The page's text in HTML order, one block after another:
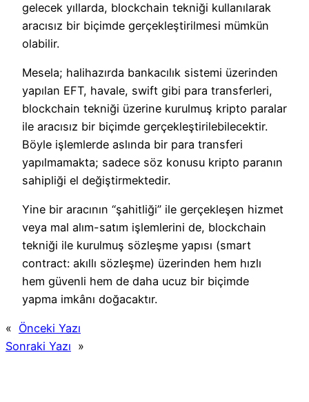
gelecek yıllarda, blockchain tekniği kullanılarak
aracısız bir biçimde gerçekleştirilmesi mümkün
olabilir.
Mesela; halihazırda bankacılık sistemi üzerinden
yapılan EFT, havale, swift gibi para transferleri,
blockchain tekniği üzerine kurulmuş kripto paralar
ile aracısız bir biçimde gerçekleştirilebilecektir.
Böyle işlemlerde aslında bir para transferi
yapılmamakta; sadece söz konusu kripto paranın
sahipliği el değiştirmektedir.
Yine bir aracının “şahitliği” ile gerçekleşen hizmet
veya mal alım-satım işlemlerini de, blockchain
tekniği ile kurulmuş sözleşme yapısı (smart
contract: akıllı sözleşme) üzerinden hem hızlı
hem güvenli hem de daha ucuz bir biçimde
yapma imkânı doğacaktır.
« Önceki Yazı
Sonraki Yazı »